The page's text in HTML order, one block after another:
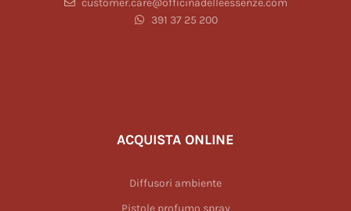
391 37 25 200
ACQUISTA ONLINE
Diffusori ambiente
Pistole profumo spray